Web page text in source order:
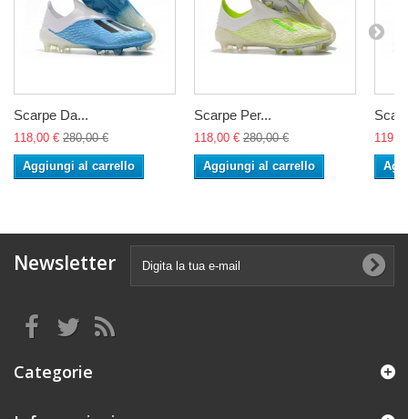
Scarpe Da...
118,00 € 280,00 €
Aggiungi al carrello
Scarpe Per...
118,00 € 280,00 €
Aggiungi al carrello
Newsletter
Categorie